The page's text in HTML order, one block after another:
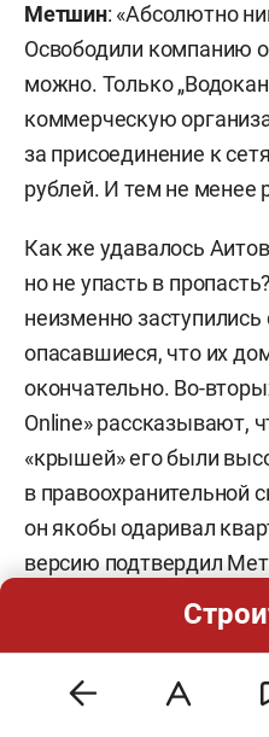
Метшин: «Абсолютно
Освободили компанию
можно. Только
коммерческую
за присоединение к
рублей. И тем не менее
Как же удавалось
но не упасть в
неизменно
опасавшиеся, что их
окончательно. Во-
Online» рассказывают,
«крышей» его были
в правоохранительной
он якобы одаривал
версию подтвердил
из совещаний
«давили
на заслуженном